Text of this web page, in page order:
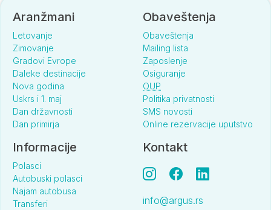
Aranžmani
Letovanje
Zimovanje
Gradovi Evrope
Daleke destinacije
Nova godina
Uskrs i 1. maj
Dan državnosti
Dan primirja
Obaveštenja
Obaveštenja
Mailing lista
Zaposlenje
Osiguranje
OUP
Politika privatnosti
SMS novosti
Online rezervacije uputstvo
Informacije
Polasci
Autobuski polasci
Najam autobusa
Transferi
Kontakt
info@argus.rs